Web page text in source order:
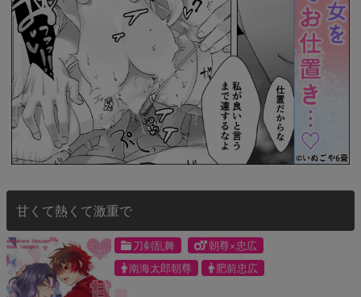
甘くて熱くて激重で
刀剣乱舞
朝尊×忠広
南海太郎朝尊
肥前忠広